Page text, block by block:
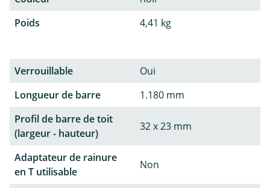
Poids
4,41 kg
Verrouillable
Oui
Longueur de barre
1.180 mm
Profil de barre de toit
(largeur - hauteur)
32 x 23 mm
Adaptateur de rainure
en T utilisable
Non